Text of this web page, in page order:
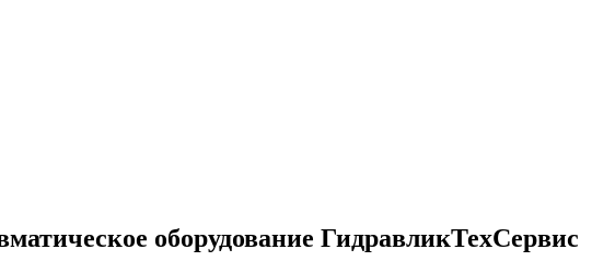
оборудование ГидравликТехСервис